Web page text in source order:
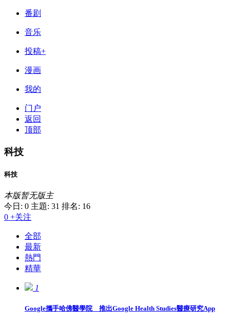
番剧
音乐
投稿+
漫画
我的
门户
返回
顶部
科技
科技
本版暂无版主
今日: 0 主題: 31 排名: 16
0 +关注
全部
最新
熱門
精華
1
Google攜手哈佛醫學院 推出Google Health Studies醫療研究App